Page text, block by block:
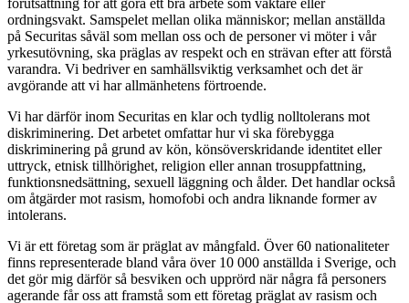
förutsättning för att göra ett bra arbete som väktare eller
ordningsvakt. Samspelet mellan olika människor; mellan anställda
på Securitas såväl som mellan oss och de personer vi möter i vår
yrkesutövning, ska präglas av respekt och en strävan efter att förstå
varandra. Vi bedriver en samhällsviktig verksamhet och det är
avgörande att vi har allmänhetens förtroende.
Vi har därför inom Securitas en klar och tydlig nolltolerans mot
diskriminering. Det arbetet omfattar hur vi ska förebygga
diskriminering på grund av kön, könsöverskridande identitet eller
uttryck, etnisk tillhörighet, religion eller annan trosuppfattning,
funktionsnedsättning, sexuell läggning och ålder. Det handlar också
om åtgärder mot rasism, homofobi och andra liknande former av
intolerans.
Vi är ett företag som är präglat av mångfald. Över 60 nationaliteter
finns representerade bland våra över 10 000 anställda i Sverige, och
det gör mig därför så besviken och upprörd när några få personers
agerande får oss att framstå som ett företag präglat av rasism och